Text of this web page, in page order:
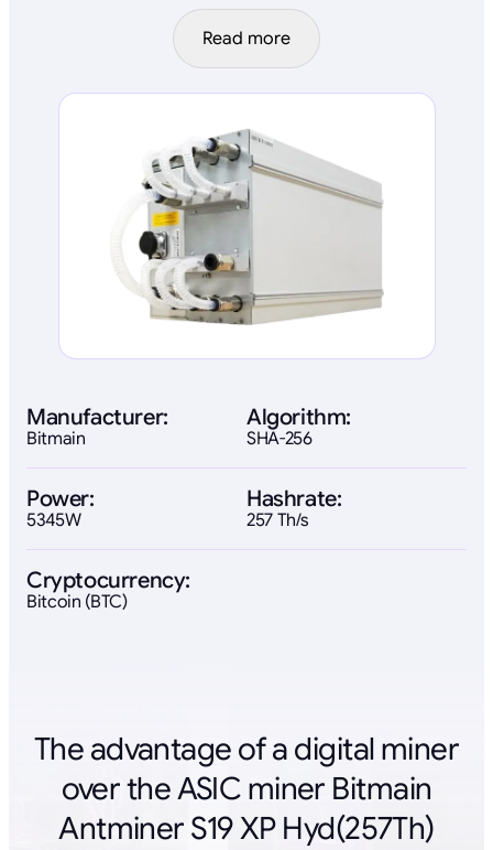
Read more
Manufacturer:
Bitmain
Algorithm:
SHA-256
Power:
5345W
Hashrate:
257 Th/s
Cryptocurrency:
Bitcoin (BTC)
The advantage of a digital miner
over the ASIC miner Bitmain
Antminer S19 XP Hyd(257Th)